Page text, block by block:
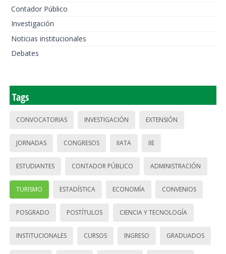
Contador Público
Investigación
Noticias institucionales
Debates
Tags
CONVOCATORIAS INVESTIGACIÓN EXTENSIÓN
JORNADAS CONGRESOS IIATA IIE
ESTUDIANTES CONTADOR PÚBLICO ADMINISTRACIÓN
TURISMO ESTADÍSTICA ECONOMÍA CONVENIOS
POSGRADO POSTÍTULOS CIENCIA Y TECNOLOGÍA
INSTITUCIONALES CURSOS INGRESO GRADUADOS